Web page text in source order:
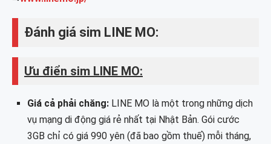
Đánh giá sim LINE MO:
Ưu điển sim LINE MO:
Giá cả phải chăng: LINE MO là một trong những dịch
vụ mạng di động giá rẻ nhất tại Nhật Bản. Gói cước
3GB chỉ có giá 990 yên (đã bao gồm thuế) mỗi tháng,